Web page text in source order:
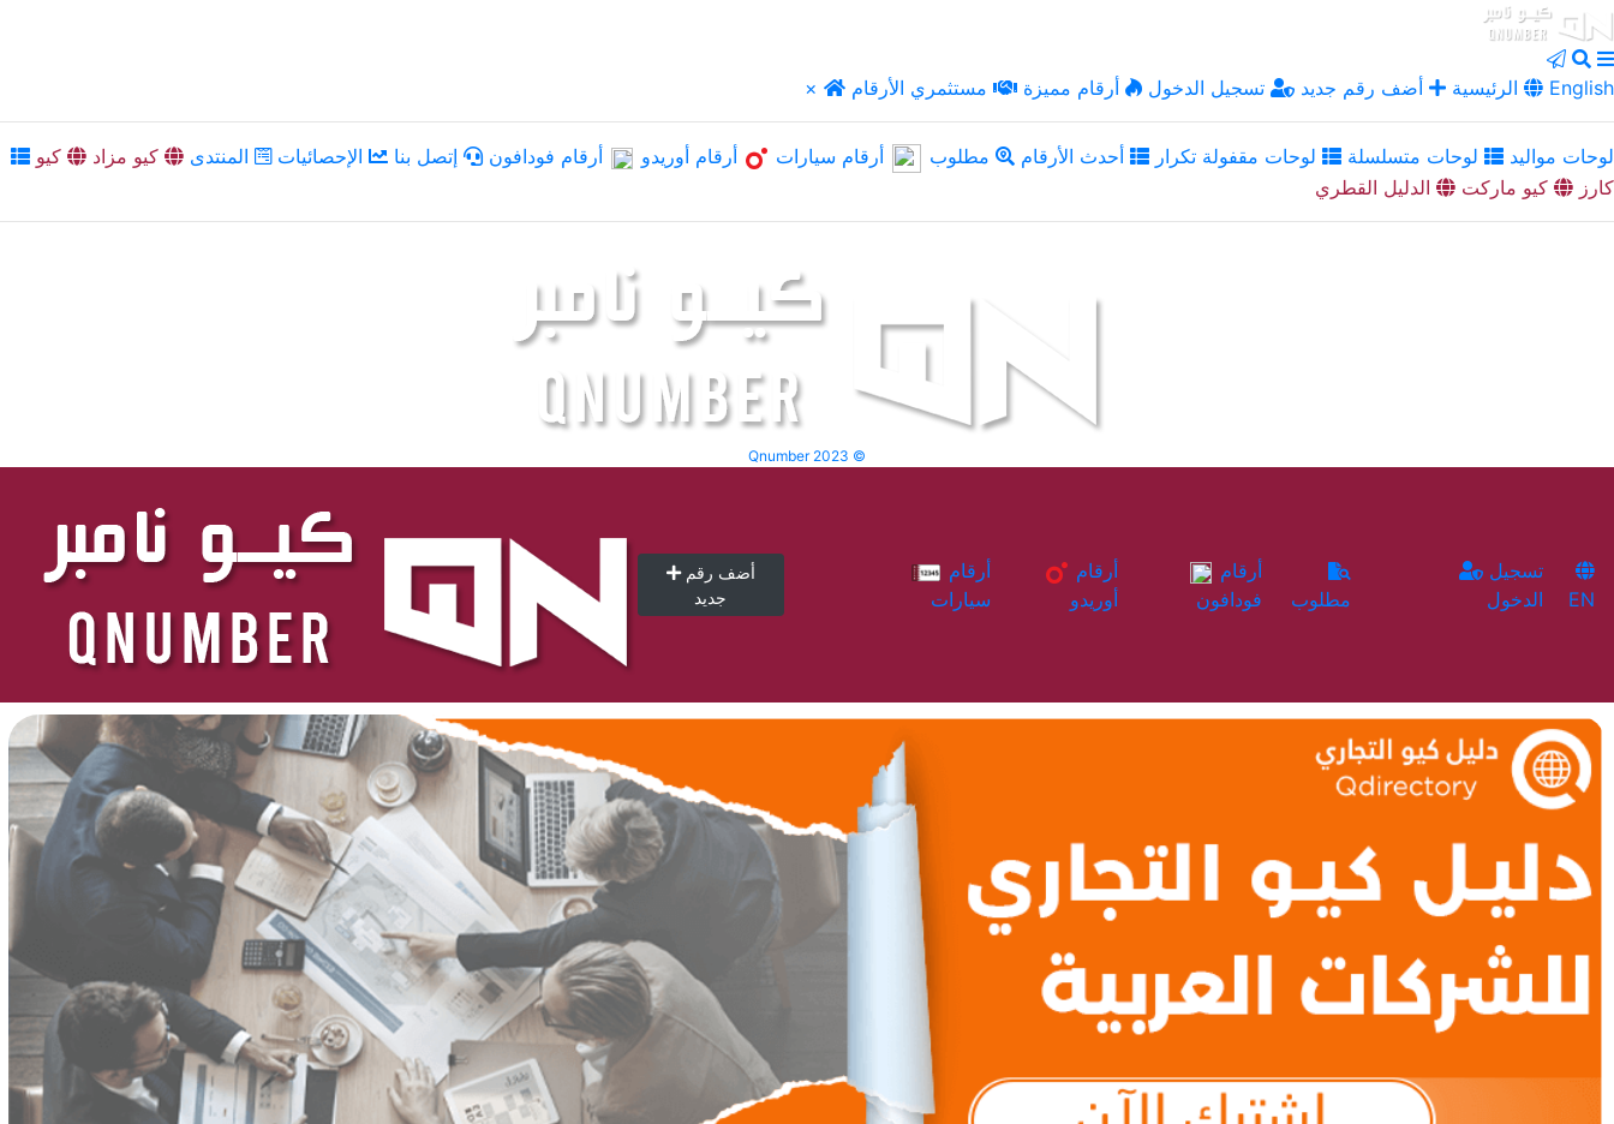
× الرئيسية أضف رقم جديد تسجيل الدخول أرقام مميزة مستثمري الأرقام English
لوحات مواليد لوحات متسلسلة لوحات مقفولة تكرار أحدث الأرقام مطلوب أرقام سيارات أرقام أوريدو أرقام فودافون إتصل بنا الإحصائيات المنتدى كيو مزاد
كيو
كارز
كيو ماركت الدليل القطري
Qnumber 2023 ©
أضف رقم
جديد
سيارات
أوريدو
فودافون
مطلوب
الدخول
EN